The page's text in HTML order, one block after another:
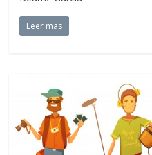
Leer mas